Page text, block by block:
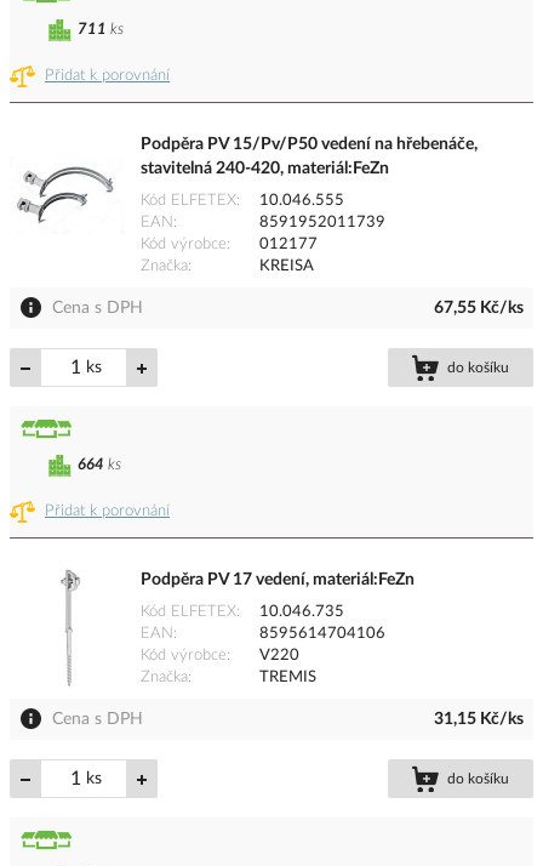
Přidat k porovnání
711 ks
Podpěra PV 15/Pv/P50 vedení na hřebenáče,
stavitelná 240-420, materiál:FeZn
Kód ELFETEX
10.046.555
EAN
8591952011739
Kód výrobce
012177
Značka
KREISA
Cena s DPH 67,55 Kč/ks
ks do košíku
Přidat k porovnání
664 ks
Podpěra PV 17 vedení, materiál:FeZn
Kód ELFETEX
10.046.735
EAN
8595614704106
Kód výrobce
V220
Značka
TREMIS
Cena s DPH 31,15 Kč/ks
ks do košíku